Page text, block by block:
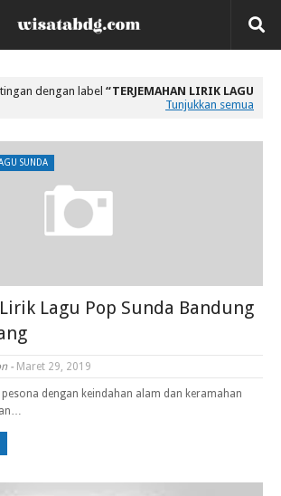
dengan label
TERJEMAHAN LIRIK LAGU
Tunjukkan semua
SUNDA
Lagu Pop Sunda Bandung
- Maret 29, 2019
dengan keindahan alam dan keramahan